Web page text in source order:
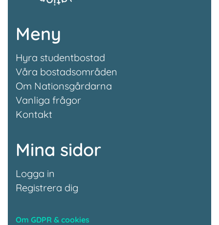
Om GDPR & cookies
Meny
Hyra studentbostad
Våra bostadsområden
Om Nationsgårdarna
Vanliga frågor
Kontakt
Mina sidor
Logga in
Registrera dig